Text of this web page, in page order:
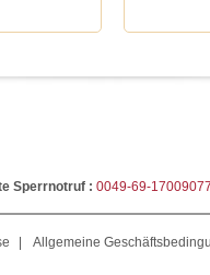
Sperrnotruf : 0049-69-
Allgemeine